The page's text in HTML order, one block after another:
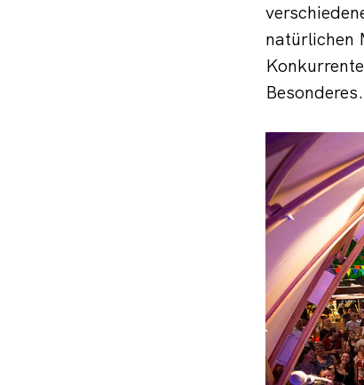
natürlichen
Besonderes.